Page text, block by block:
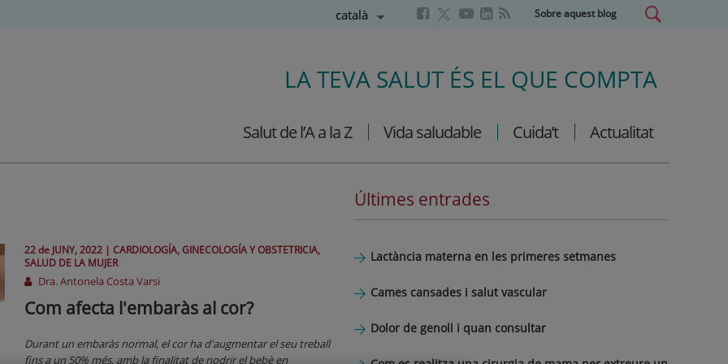
Selector
Llenguatge
Català
Aquest
una
Aquest
en
una
nova.
Aquest
una
nova.
Aquest
una
nova.
Sobre aquest blog
LA TEVA SALUT ÉS EL QUE COMPTA
Salut de l’A a la Z Vida saludable Cuida’t Actualitat
22 de JUNY, 2022 | CARDIOLOGÍA, GINECOLOGÍA Y OBSTETRICIA,
SALUD DE LA MUJER
Dra. Antonela Costa Varsi
Com afecta l'embaràs al cor?
Durant un embaràs normal, el cor ha d'augmentar el seu treball
fins a un 50% més, amb la finalitat de nodrir el bebè en
Últimes entrades
Lactància materna en les primeres setmanes
Cames cansades i salut vascular
Dolor de genoll i quan consultar